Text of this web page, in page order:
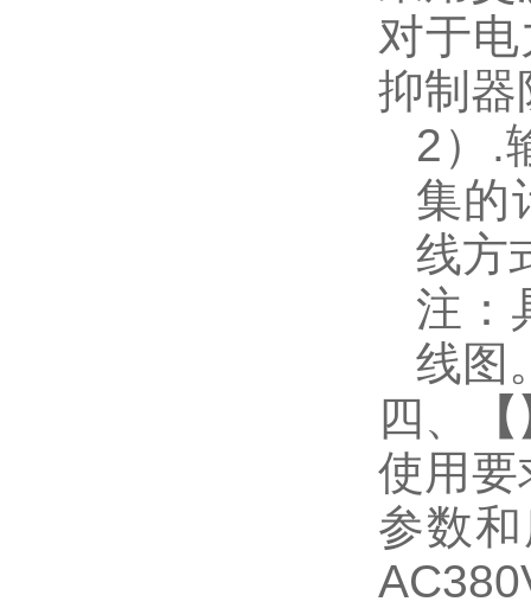
对于
抑制器
2 ） .
集的
线方
注：
线图
四、
【
使用要
参数